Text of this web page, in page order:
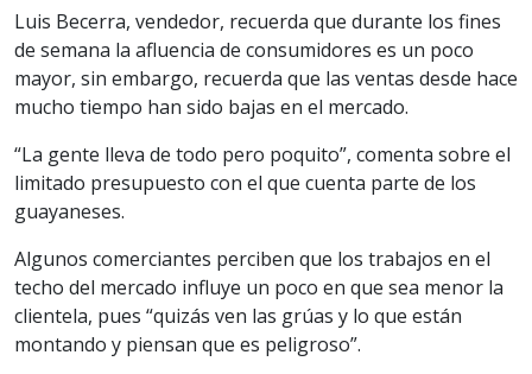
Luis Becerra, vendedor, recuerda que durante los fines
de semana la afluencia de consumidores es un poco
mayor, sin embargo, recuerda que las ventas desde hace
mucho tiempo han sido bajas en el mercado.
“La gente lleva de todo pero poquito”, comenta sobre el
limitado presupuesto con el que cuenta parte de los
guayaneses.
Algunos comerciantes perciben que los trabajos en el
techo del mercado influye un poco en que sea menor la
clientela, pues “quizás ven las grúas y lo que están
montando y piensan que es peligroso”.